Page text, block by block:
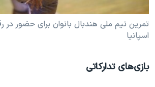
تمرین تیم ملی هندبال بانوان برای حضور در
اسپانیا
بازی‌های تدارکاتی